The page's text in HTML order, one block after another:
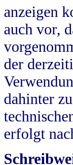
anzeigen
auch vor,
der
dahinter
erfolgt